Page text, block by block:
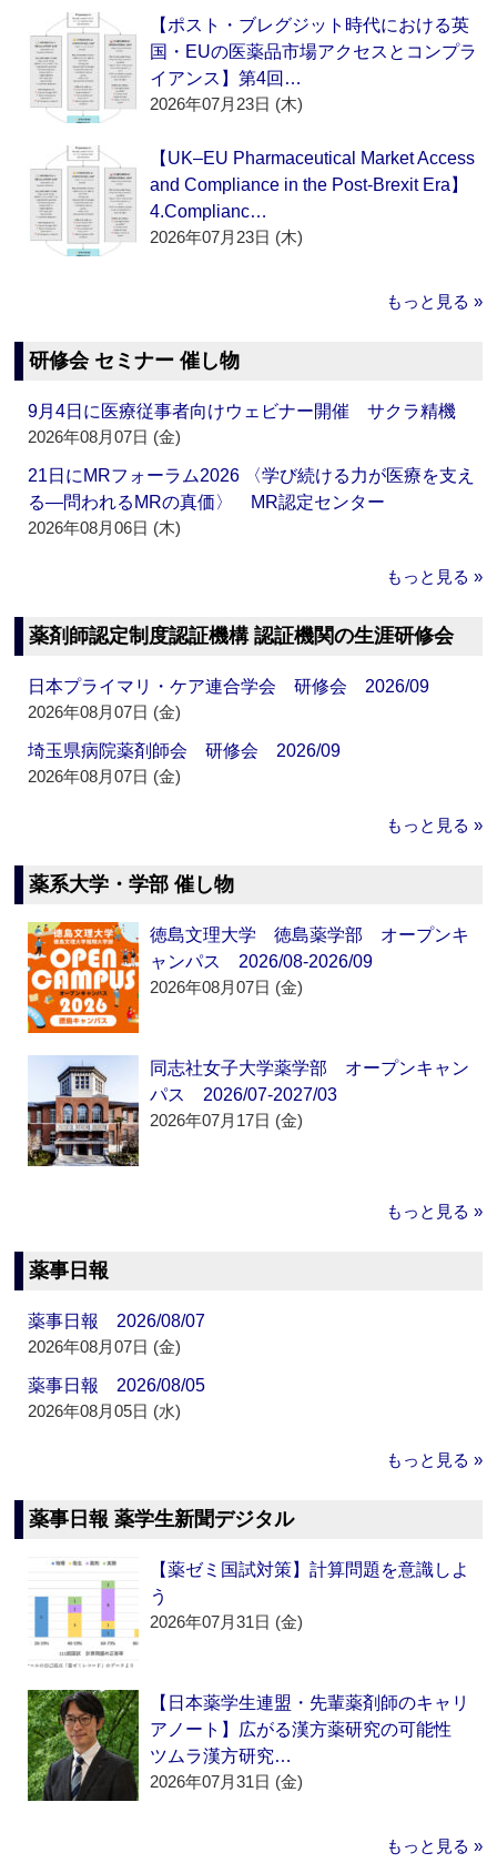
【ポスト・ブレグジット時代における英
国・EUの医薬品市場アクセスとコンプラ
イアンス】第4回…
2026年07月23日 (木)
【UK–EU Pharmaceutical Market Access
and Compliance in the Post-Brexit Era】
4.Complianc…
2026年07月23日 (木)
もっと見る »
研修会 セミナー 催し物
9月4日に医療従事者向けウェビナー開催 サクラ精機
2026年08月07日 (金)
21日にMRフォーラム2026 〈学び続ける力が医療を支え
る―問われるMRの真価〉 MR認定センター
2026年08月06日 (木)
もっと見る »
薬剤師認定制度認証機構 認証機関の生涯研修会
日本プライマリ・ケア連合学会 研修会 2026/09
2026年08月07日 (金)
埼玉県病院薬剤師会 研修会 2026/09
2026年08月07日 (金)
もっと見る »
薬系大学・学部 催し物
徳島文理大学 徳島薬学部 オープンキ
ャンパス 2026/08-2026/09
2026年08月07日 (金)
同志社女子大学薬学部 オープンキャン
パス 2026/07-2027/03
2026年07月17日 (金)
もっと見る »
薬事日報
薬事日報 2026/08/07
2026年08月07日 (金)
薬事日報 2026/08/05
2026年08月05日 (水)
もっと見る »
薬事日報 薬学生新聞デジタル
【薬ゼミ国試対策】計算問題を意識しよ
う
2026年07月31日 (金)
【日本薬学生連盟・先輩薬剤師のキャリ
アノート】広がる漢方薬研究の可能性
ツムラ漢方研究…
2026年07月31日 (金)
もっと見る »